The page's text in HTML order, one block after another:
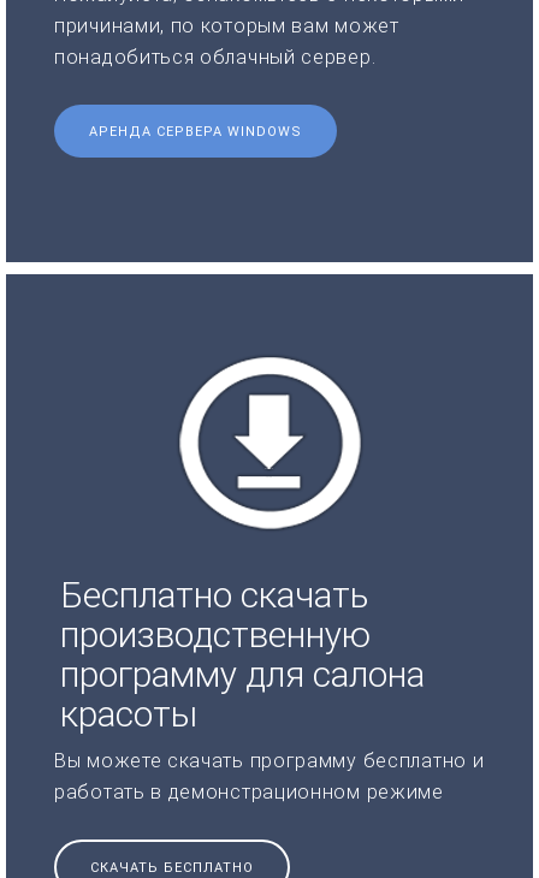
причинами, по которым вам может
понадобиться облачный сервер.
АРЕНДА СЕРВЕРА WINDOWS
Бесплатно скачать
производственную
программу для салона
красоты
Вы можете скачать программу бесплатно и
работать в демонстрационном режиме
СКАЧАТЬ БЕСПЛАТНО